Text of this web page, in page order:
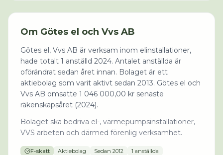
Om Götes el och Vvs AB
Götes el, Vvs AB är verksam inom elinstallationer,
hade totalt 1 anställd 2024. Antalet anställda är
oförändrat sedan året innan. Bolaget är ett
aktiebolag som varit aktivt sedan 2013. Götes el och
Vvs AB omsatte 1 046 000,00 kr senaste
räkenskapsåret (2024).
Bolaget ska bedriva el-, värmepumpsinstallationer,
VVS arbeten och därmed förenlig verksamhet.
F-skatt Aktiebolag Sedan 2012 1 anställda